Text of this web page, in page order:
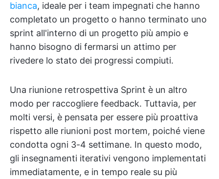
bianca, ideale per i team impegnati che hanno
completato un progetto o hanno terminato uno
sprint all'interno di un progetto più ampio e
hanno bisogno di fermarsi un attimo per
rivedere lo stato dei progressi compiuti.
Una riunione retrospettiva Sprint è un altro
modo per raccogliere feedback. Tuttavia, per
molti versi, è pensata per essere più proattiva
rispetto alle riunioni post mortem, poiché viene
condotta ogni 3-4 settimane. In questo modo,
gli insegnamenti iterativi vengono implementati
immediatamente, e in tempo reale su più